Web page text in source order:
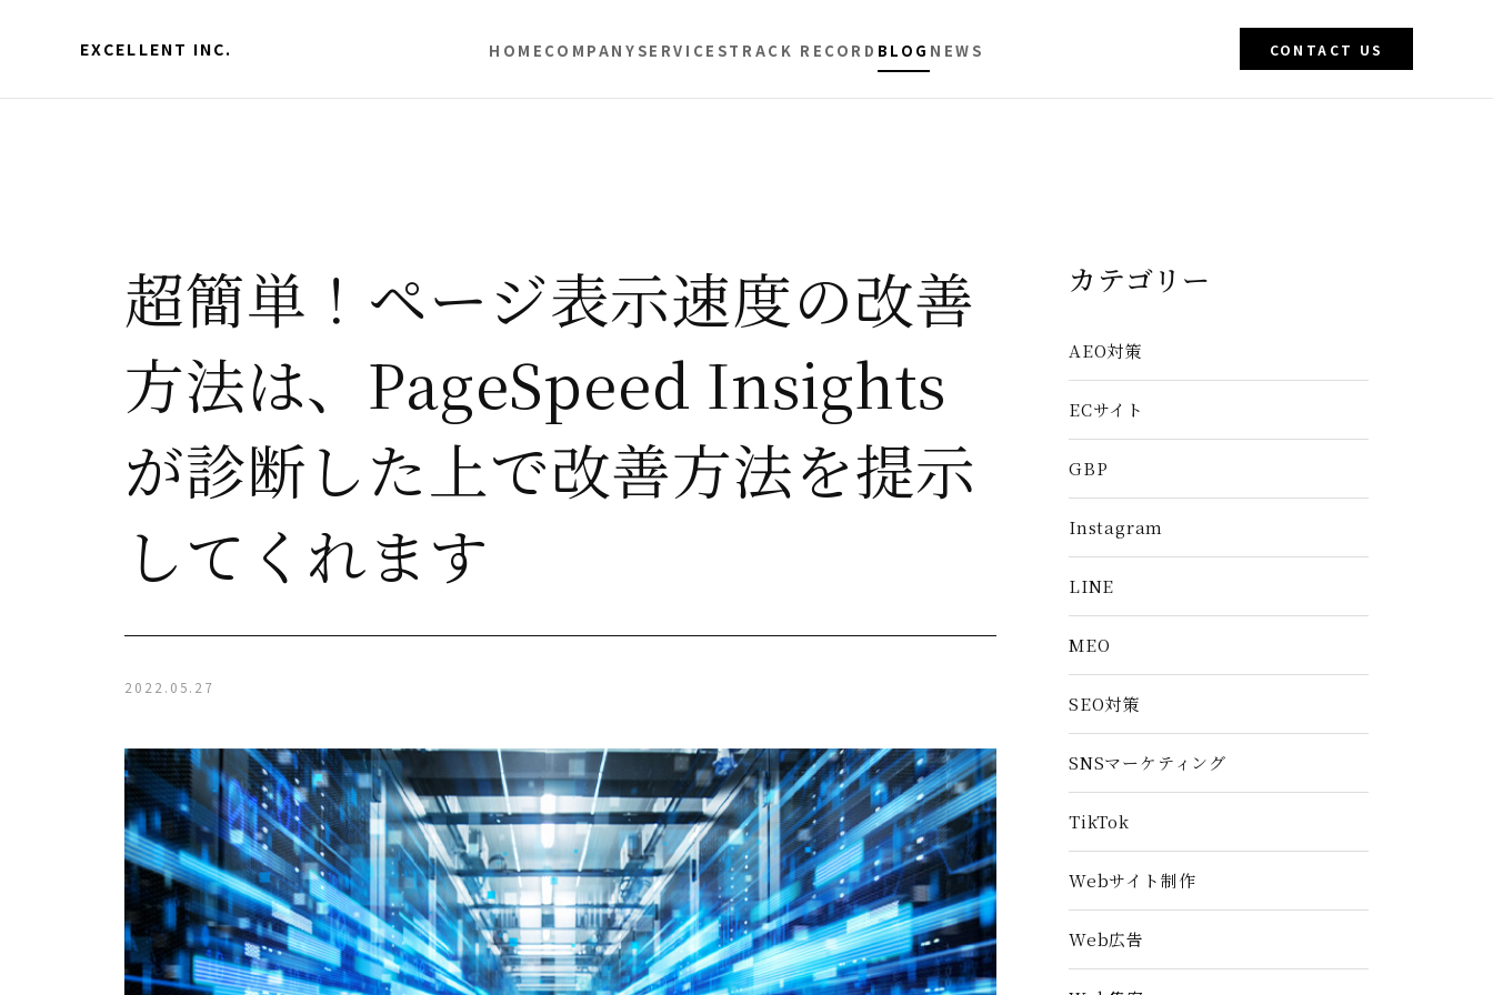
EXCELLENT INC. HOME COMPANY SERVICESTRACK RECORD BLOG NEWS CONTACT US
超簡単！ページ表示速度の改善
方法は、PageSpeed Insights
が診断した上で改善方法を提示
してくれます
2022.05.27
カテゴリー
AEO対策
ECサイト
GBP
Instagram
LINE
MEO
SEO対策
SNSマーケティング
TikTok
Webサイト制作
Web広告